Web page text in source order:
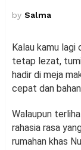
by Salma
Kalau kamu lagi
tetap lezat,
hadir di meja
cepat dan
Walaupun
rahasia rasa
rumahan khas